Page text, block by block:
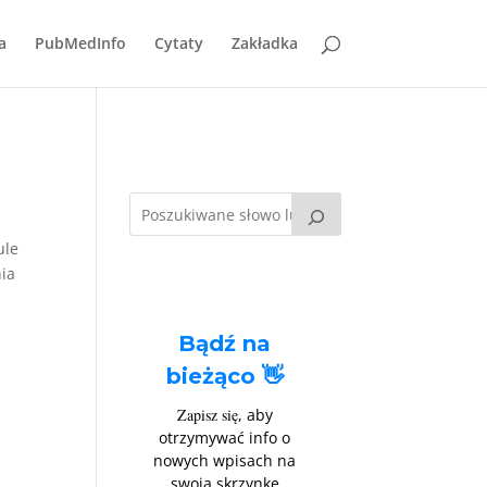
PubMedInfo Cytaty Zakładka
Bądź na
bieżąco 👋
Zapisz się, aby
otrzymywać info o
nowych wpisach na